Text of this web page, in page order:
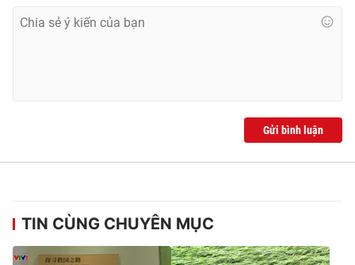
Gửi bình luận
TIN CÙNG CHUYÊN MỤC